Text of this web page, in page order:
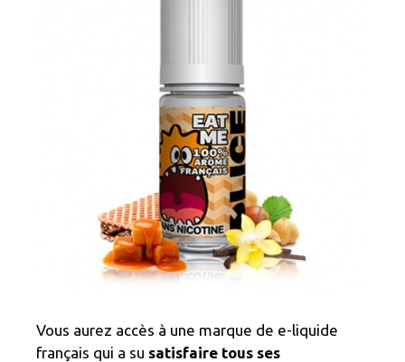
Vous aurez accès à une marque de e-liquide
français qui a su satisfaire tous ses